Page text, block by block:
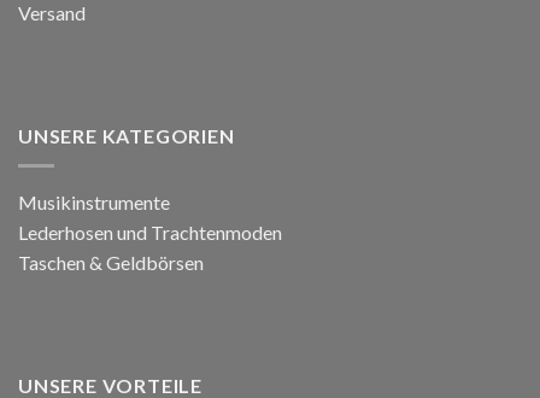
Versand
UNSERE KATEGORIEN
Musikinstrumente
Lederhosen und Trachtenmoden
Taschen & Geldbörsen
UNSERE VORTEILE